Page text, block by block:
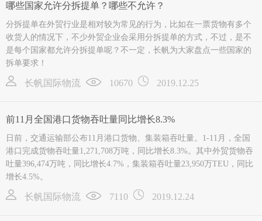
哪些国家允许分拆提单？哪些不允许？
分拆提单在外贸行业是相对较为常见的行为，比如在一票货物有多个
收货人的情况下，不少外贸企业会采用分拆提单的方式，不过，是不
是每个国家都允许分拆提单呢？不一定，长帆为大家盘点一些国家的
拆单要求！
长帆国际物流 10670 2019.12.25
前11月全国港口货物吞吐量同比增长8.3%
日前，交通运输部公布11月港口货物、集装箱吞吐量。1-11月，全国
港口完成货物吞吐量1,271,708万吨，同比增长8.3%。其中外贸货物吞
吐量396,474万吨，同比增长4.7%，集装箱吞吐量23,950万TEU，同比
增长4.5%。
长帆国际物流 7110 2019.12.24